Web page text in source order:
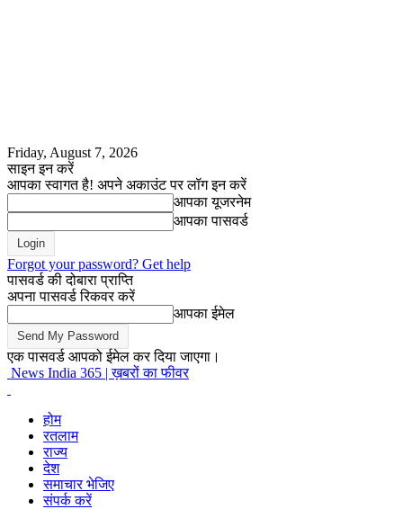
Friday, August 7, 2026
साइन इन करें
आपका स्वागत है! अपने अकाउंट पर लॉग इन करें
आपका यूजरनेम
आपका पासवर्ड
Forgot your password? Get help
पासवर्ड की दोबारा प्राप्ति
अपना पासवर्ड रिकवर करें
आपका ईमेल
एक पासवर्ड आपको ईमेल कर दिया जाएगा।
News India 365 | ख़बरों का फीवर
होम
रतलाम
राज्य
देश
समाचार भेजिए
संपर्क करें